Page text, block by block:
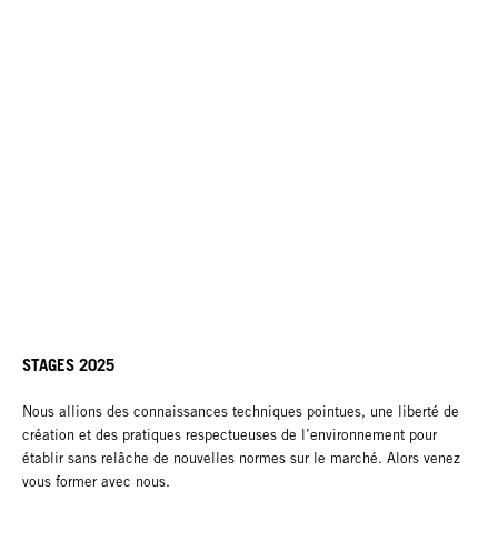
STAGES 2025
Nous allions des connaissances techniques pointues, une liberté de
création et des pratiques respectueuses de l’environnement pour
établir sans relâche de nouvelles normes sur le marché. Alors venez
vous former avec nous.